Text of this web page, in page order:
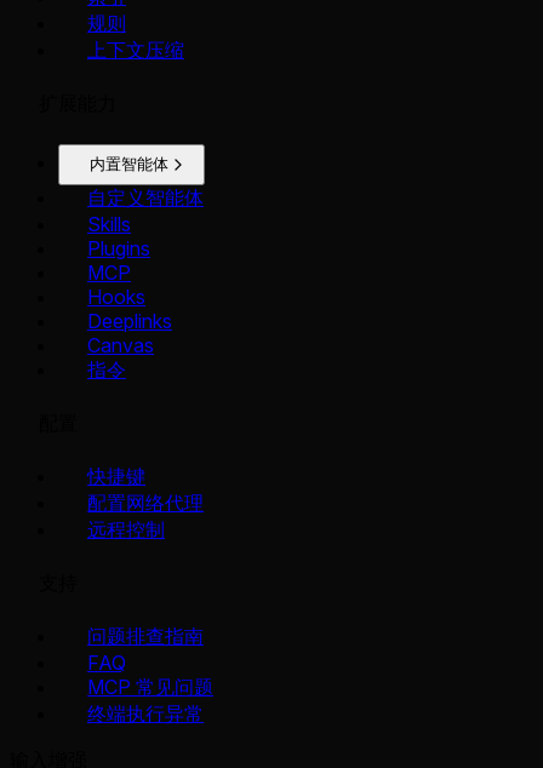
规则
上下文压缩
内置智能体
自定义智能体
Skills
Plugins
MCP
Hooks
Deeplinks
Canvas
指令
快捷键
配置网络代理
远程控制
问题排查指南
FAQ
MCP 常见问题
终端执行异常